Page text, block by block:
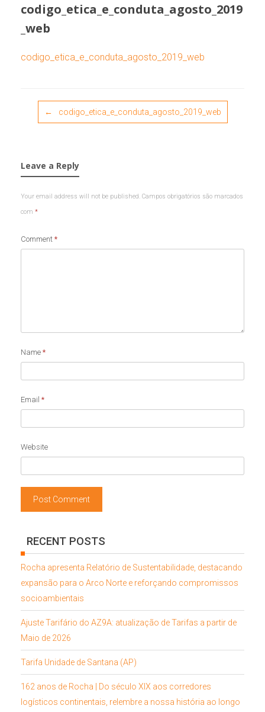
codigo_etica_e_conduta_agosto_2019
_web
codigo_etica_e_conduta_agosto_2019_web
Post navigation
← codigo_etica_e_conduta_agosto_2019_web
Leave a Reply
Your email address will not be published. Campos obrigatórios são marcados
com *
Comment *
Name *
Email *
Website
RECENT POSTS
Rocha apresenta Relatório de Sustentabilidade, destacando
expansão para o Arco Norte e reforçando compromissos
socioambientais
Ajuste Tarifário do AZ9A: atualização de Tarifas a partir de
Maio de 2026
Tarifa Unidade de Santana (AP)
162 anos de Rocha | Do século XIX aos corredores
logísticos continentais, relembre a nossa história ao longo